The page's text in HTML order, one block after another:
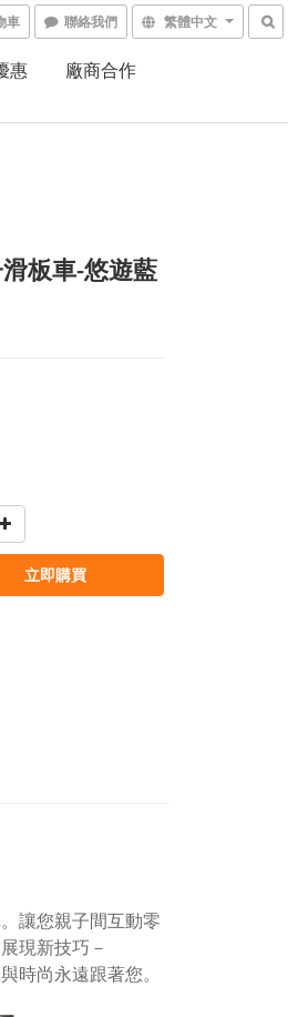
車 聯絡我們 繁體中文
惠 廠商合作
板車-悠遊藍
立即購買
讓您親子間互動零
現新技巧－
時尚永遠跟著您。